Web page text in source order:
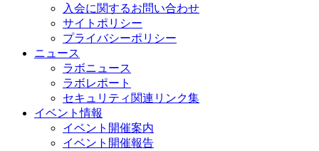
入会に関するお問い合わせ
サイトポリシー
プライバシーポリシー
ニュース
ラボニュース
ラボレポート
セキュリティ関連リンク集
イベント情報
イベント開催案内
イベント開催報告